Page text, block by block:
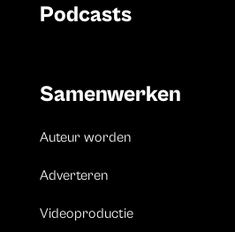
Podcasts
Samenwerken
Auteur worden
Adverteren
Videoproductie